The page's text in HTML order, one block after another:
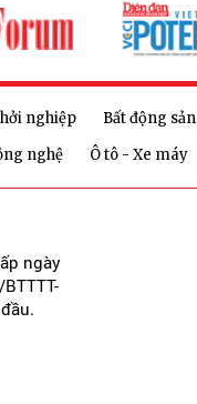
nghiệp Bất động sản
nghệ
Ô tô - Xe máy
ngày